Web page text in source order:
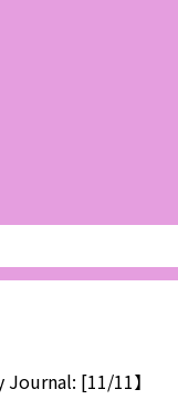
Journal: [11/11】